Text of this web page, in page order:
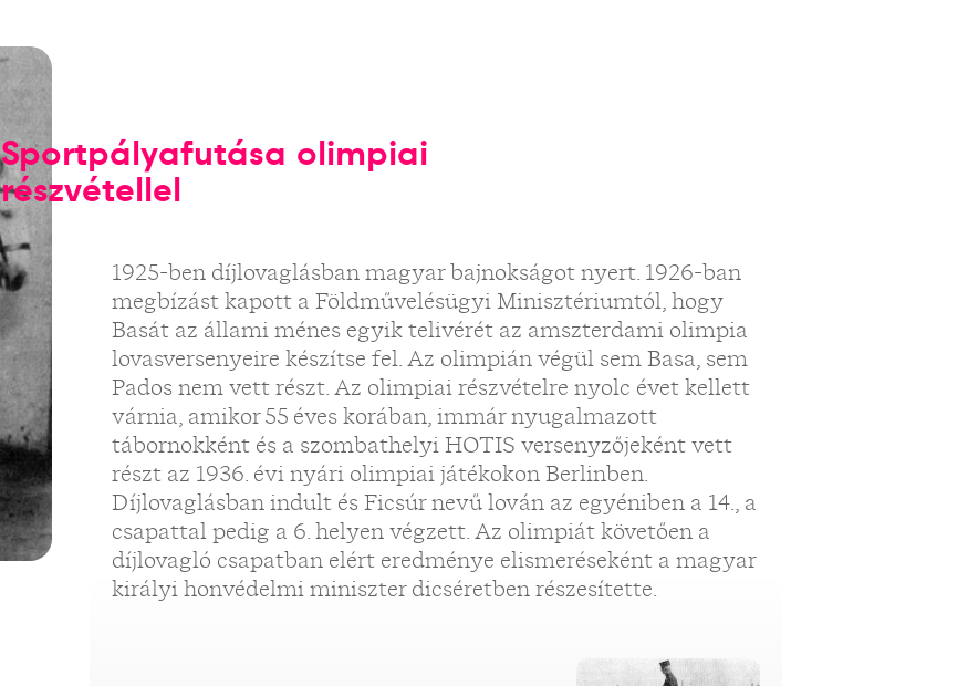
Sportpályafutása olimpiai
részvétellel
1925-ben díjlovaglásban magyar bajnokságot nyert. 1926-ban
megbízást kapott a Földművelésügyi Minisztériumtól, hogy
Basát az állami ménes egyik telivérét az amszterdami olimpia
lovasversenyeire készítse fel. Az olimpián végül sem Basa, sem
Pados nem vett részt. Az olimpiai részvételre nyolc évet kellett
várnia, amikor 55 éves korában, immár nyugalmazott
tábornokként és a szombathelyi HOTIS versenyzőjeként vett
részt az 1936. évi nyári olimpiai játékokon Berlinben.
Díjlovaglásban indult és Ficsúr nevű lován az egyéniben a 14., a
csapattal pedig a 6. helyen végzett. Az olimpiát követően a
díjlovagló csapatban elért eredménye elismeréseként a magyar
királyi honvédelmi miniszter dicséretben részesítette.